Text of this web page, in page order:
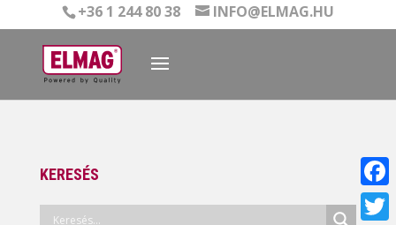
+36 1 244 80 38 INFO@ELMAG.HU
KERESÉS